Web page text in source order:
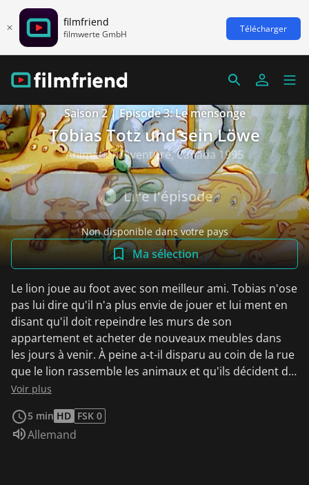
filmfriend
filmwerte GmbH Télécharger
Saison 2 | Episode 3: Le mensonge
Tobias Totz und sein Löwe
Animation/Aventure, Canada 1995
Lire l'épisode
Non disponible dans votre pays
Ma sélection
Le lion joue au foot avec son meilleur ami. Tobias n'ose
pas lui dire qu'il n'a plus envie de jouer et lui ment en
disant qu'il doit repeindre les murs de son
appartement et acheter de nouveaux meubles dans
les jours à venir. À peine a-t-il disparu au coin de la rue
que le lion rassemble les animaux et qu'ils décident de
faire le travail à la place de Tobias.
Voir plus
5 min HD FSK 0
Audio :
Allemand